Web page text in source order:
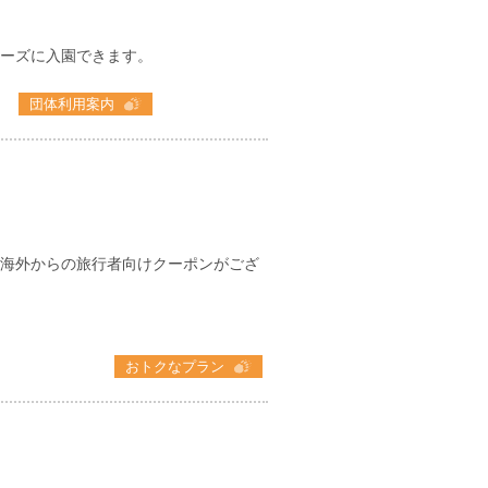
ズに入園できます。
団体利用案内
外からの旅行者向けクーポンがござ
おトクなプラン